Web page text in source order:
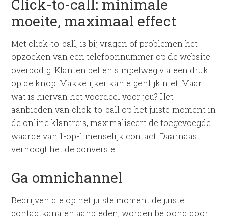
Click-to-call: minimale
moeite, maximaal effect
Met click-to-call, is bij vragen of problemen het
opzoeken van een telefoonnummer op de website
overbodig. Klanten bellen simpelweg via een druk
op de knop. Makkelijker kan eigenlijk niet. Maar
wat is hiervan het voordeel voor jou? Het
aanbieden van click-to-call op het juiste moment in
de online klantreis, maximaliseert de toegevoegde
waarde van 1-op-1 menselijk contact. Daarnaast
verhoogt het de conversie.
Ga omnichannel
Bedrijven die op het juiste moment de juiste
contactkanalen aanbieden, worden beloond door